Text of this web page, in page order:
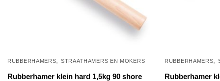
RUBBERHAMERS, STRAATHAMERS EN MOKERS
Rubberhamer klein hard 1,5kg 90 shore
RUBBERHAMERS,
Rubberhamer